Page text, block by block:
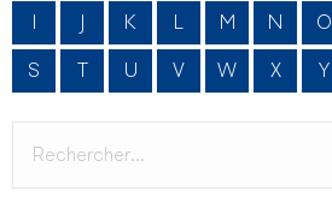
K L M N O
S T U V W X Y